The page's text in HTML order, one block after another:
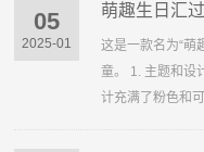
05
2025-01
萌趣生日汇
这是一款名为“萌
童。 1. 主题和设
计充满了粉色和